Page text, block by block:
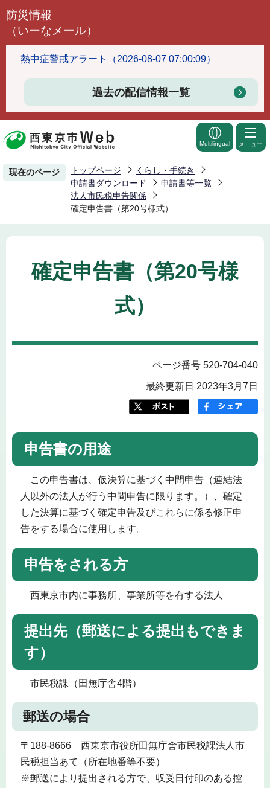
こ
頭
で
防災情報
（いーなメール）
熱中症警戒アラート（2026-08-07 07:00:09）
過去の配信情報一覧
Multilingual メニュー
現在のページ トップページ
くらし・手続き
申請書ダウンロード
申請書等一覧
法人市民税申告関係
確定申告書（第20号様式）
確定申告書（第20号様
式）
ページ番号 520-704-040
最終更新日 2023年3月7日
申告書の用途
この申告書は、仮決算に基づく中間申告（連結法
人以外の法人が行う中間申告に限ります。）、確定
した決算に基づく確定申告及びこれらに係る修正申
告をする場合に使用します。
申告をされる方
西東京市内に事務所、事業所等を有する法人
提出先（郵送による提出もできま
す）
市民税課（田無庁舎4階）
郵送の場合
〒188-8666 西東京市役所田無庁舎市民税課法人市
民税担当あて（所在地番等不要）
※郵送により提出される方で、収受日付印のある控